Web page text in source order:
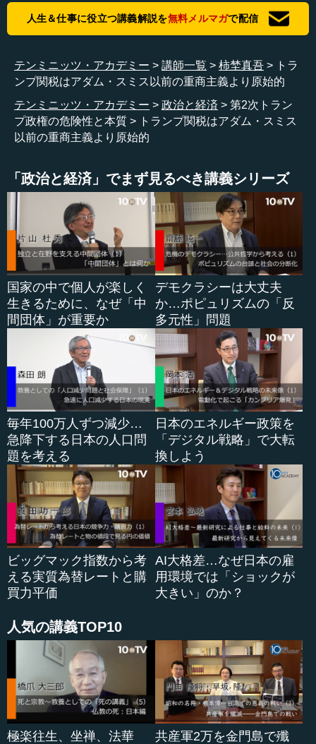
になって、やるかやらないかがはっきりしなかった関税を
全部本当にやる。しかもとんでもない規模でやるというこ
す。
―― これは、一般にはその4月の関税のショックが大きく
報じられたところでありますけれど、そこまでもかなりジ
リジリと落ちているのですね。
ていると思っていた関税が本当に実施されるというのがだ
んだんと明確になってきました。それから、（不法移民
の）大量強制送還とかそういう話も本当にやるらしいとい
うことが分かってきたところから、株価が「ちょっとこれ
は期待外れだ」という反応をかなり神経質に示していると
いうことなのです。
●どうしようもないトランプ関税の計算式
―― それで相互関税ですが、全くよく分からない関税な
のですけれど、計算式は、ここに示していただいたような...
人生＆仕事に役立つ講義解説を無料メルマガで配信
テンミニッツ・アカデミー 講師一覧 柿埜真吾
トラ
ンプ関税はアダム・スミス以前の重商主義より原始的
テンミニッツ・アカデミー
政治と経済
第2次トラン
プ政権の危険性と本質
トランプ関税はアダム・スミス
以前の重商主義より原始的
「政治と経済」でまず見るべき講義シリーズ
国家の中で個人が楽しく
生きるために、なぜ「中
間団体」が重要か
デモクラシーは大丈夫
か…ポピュリズムの「反
多元性」問題
毎年100万人ずつ減少…
急降下する日本の人口問
題を考える
日本のエネルギー政策を
「デジタル戦略」で大転
換しよう
ビッグマック指数から考
える実質為替レートと購
買力平価
AI大格差…なぜ日本の雇
用環境では「ショックが
大きい」のか？
人気の講義TOP10
極楽往生、坐禅、法華
共産軍2万を金門島で殲